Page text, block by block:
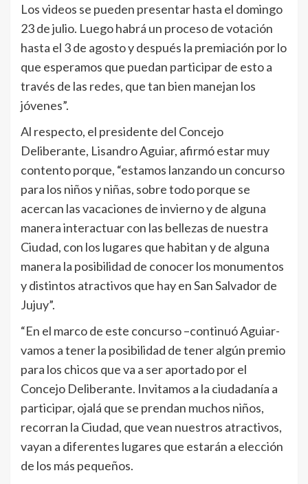
Los videos se pueden presentar hasta el domingo
23 de julio. Luego habrá un proceso de votación
hasta el 3 de agosto y después la premiación por lo
que esperamos que puedan participar de esto a
través de las redes, que tan bien manejan los
jóvenes”.
Al respecto, el presidente del Concejo
Deliberante, Lisandro Aguiar, afirmó estar muy
contento porque, “estamos lanzando un concurso
para los niños y niñas, sobre todo porque se
acercan las vacaciones de invierno y de alguna
manera interactuar con las bellezas de nuestra
Ciudad, con los lugares que habitan y de alguna
manera la posibilidad de conocer los monumentos
y distintos atractivos que hay en San Salvador de
Jujuy”.
“En el marco de este concurso –continuó Aguiar-
vamos a tener la posibilidad de tener algún premio
para los chicos que va a ser aportado por el
Concejo Deliberante. Invitamos a la ciudadanía a
participar, ojalá que se prendan muchos niños,
recorran la Ciudad, que vean nuestros atractivos,
vayan a diferentes lugares que estarán a elección
de los más pequeños.